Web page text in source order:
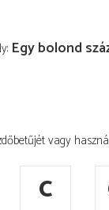
Egy bolond
vagy
C